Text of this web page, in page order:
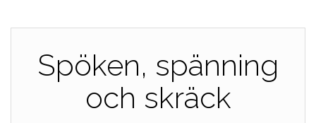
Spöken, spänning
och skräck